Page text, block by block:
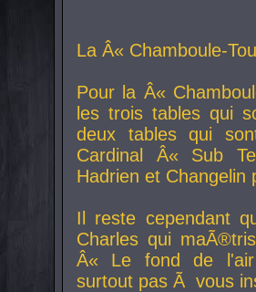
La Â« Chamboule-
Pour la Â«
les trois tables qui
deux tables qui
Cardinal
Â« Sub
Hadrien et Changelin
Il reste cependant
Charles qui
Â« Le fond de
surtout pas Ã vous